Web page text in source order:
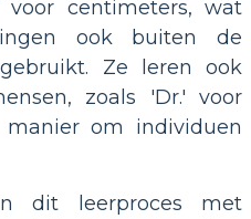
centimeters, wat
ook buiten de
Ze leren ook
zoals 'Dr.' voor
om individuen
dit leerproces met